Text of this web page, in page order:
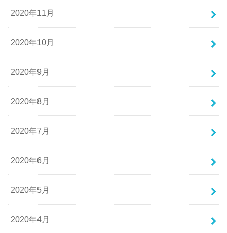
2020年11月
2020年10月
2020年9月
2020年8月
2020年7月
2020年6月
2020年5月
2020年4月